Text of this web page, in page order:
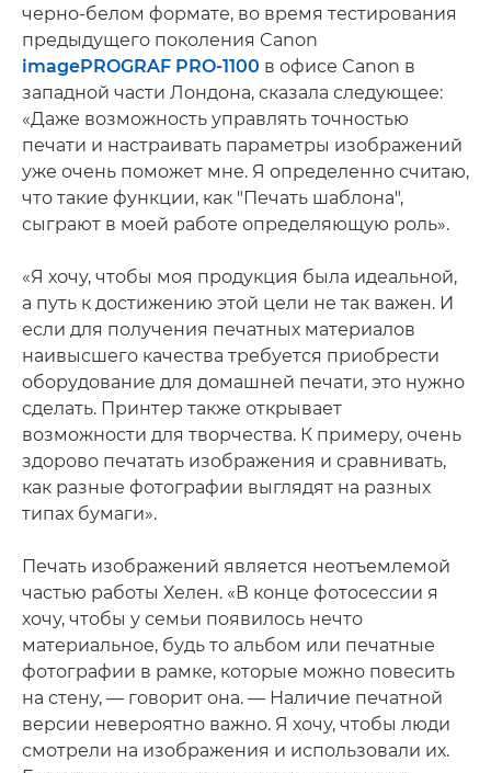
черно-белом формате, во время тестирования
предыдущего поколения Canon
imagePROGRAF PRO-1100 в офисе Canon в
западной части Лондона, сказала следующее:
«Даже возможность управлять точностью
печати и настраивать параметры изображений
уже очень поможет мне. Я определенно считаю,
что такие функции, как "Печать шаблона",
сыграют в моей работе определяющую роль».
«Я хочу, чтобы моя продукция была идеальной,
а путь к достижению этой цели не так важен. И
если для получения печатных материалов
наивысшего качества требуется приобрести
оборудование для домашней печати, это нужно
сделать. Принтер также открывает
возможности для творчества. К примеру, очень
здорово печатать изображения и сравнивать,
как разные фотографии выглядят на разных
типах бумаги».
Печать изображений является неотъемлемой
частью работы Хелен. «В конце фотосессии я
хочу, чтобы у семьи появилось нечто
материальное, будь то альбом или печатные
фотографии в рамке, которые можно повесить
на стену, — говорит она. — Наличие печатной
версии невероятно важно. Я хочу, чтобы люди
смотрели на изображения и использовали их.